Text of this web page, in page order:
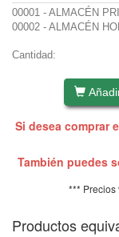
00001 - ALMACÉN
00002 - ALMACÉN
Cantidad:
Si desea comprar
También puedes
*** Precios
Productos